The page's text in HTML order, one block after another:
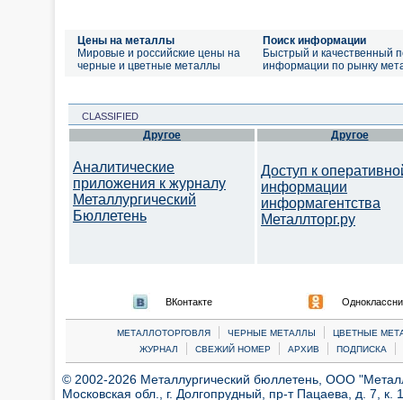
Цены на металлы
Мировые и российские цены на
черные и цветные металлы
Поиск информации
Быстрый и качественный
информации по рынку
CLASSIFIED
Другое
Аналитические
приложения к журналу
Металлургический
Бюллетень
Другое
Доступ к
информации
информагентства
Металлторг.ру
ВКонтакте
МЕТАЛЛОТОРГОВЛЯ | ЧЕРНЫЕ МЕТАЛЛЫ |
ЦВЕТНЫЕ
ЖУРНАЛ
| СВЕЖИЙ НОМЕР | АРХИВ | ПОДПИСКА |
© 2002-2026 Металлургический бюллетень, ООО
Московская обл., г. Долгопрудный, пр-т Пацаева, д. 7,